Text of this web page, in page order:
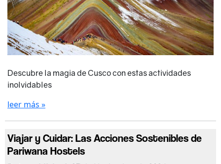
Descubre la magia de Cusco con estas actividades
inolvidables
leer más »
Viajar y Cuidar: Las Acciones Sostenibles de
Pariwana Hostels